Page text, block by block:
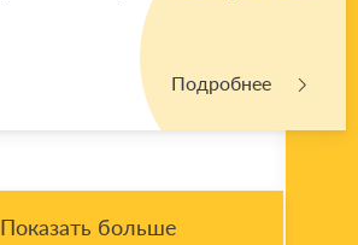
Подробнее
Показать больше